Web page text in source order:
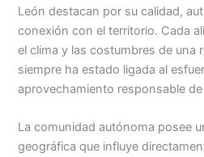
León destacan por su calidad,
conexión con el territorio. Cada
el clima y las costumbres de una
siempre ha estado ligada al
aprovechamiento responsable
La comunidad autónoma posee
geográfica que influye